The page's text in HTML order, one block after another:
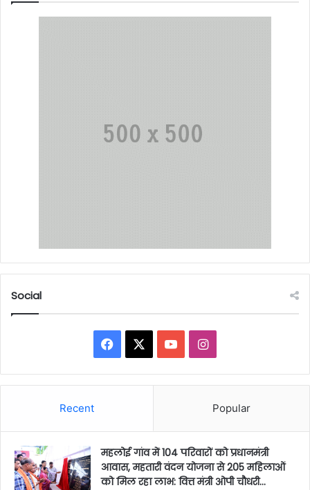
Social
Facebook YouTubeInstagram
Recent Popular
महलोई गांव में 104 परिवारों को प्रधानमंत्री
आवास, महतारी वंदन योजना से 205 महिलाओं
को मिल रहा लाभ: वित्त मंत्री ओपी चौधरी…